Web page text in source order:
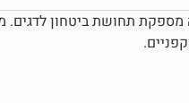
מספקת תחושת ביטחון